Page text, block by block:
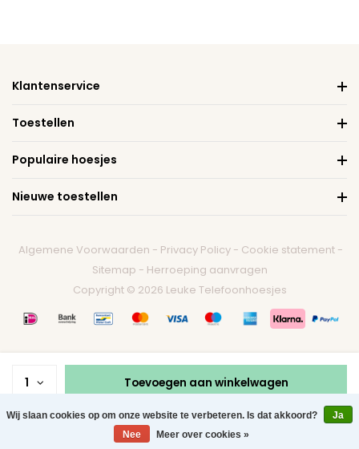
Zoeken
Klantenservice
Toestellen
Populaire hoesjes
Nieuwe toestellen
Algemene Voorwaarden - Privacy Policy - Cookie statement -
Sitemap - Herroeping aanvragen
Copyright © 2026 Leuke Telefoonhoesjes
1 Toevoegen aan winkelwagen
Wij slaan cookies op om onze website te verbeteren. Is dat akkoord?
Ja
Nee
Meer over cookies »